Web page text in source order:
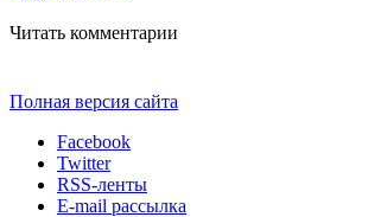
Читать комментарии
Полная версия сайта
Facebook
Twitter
RSS-ленты
E-mail рассылка